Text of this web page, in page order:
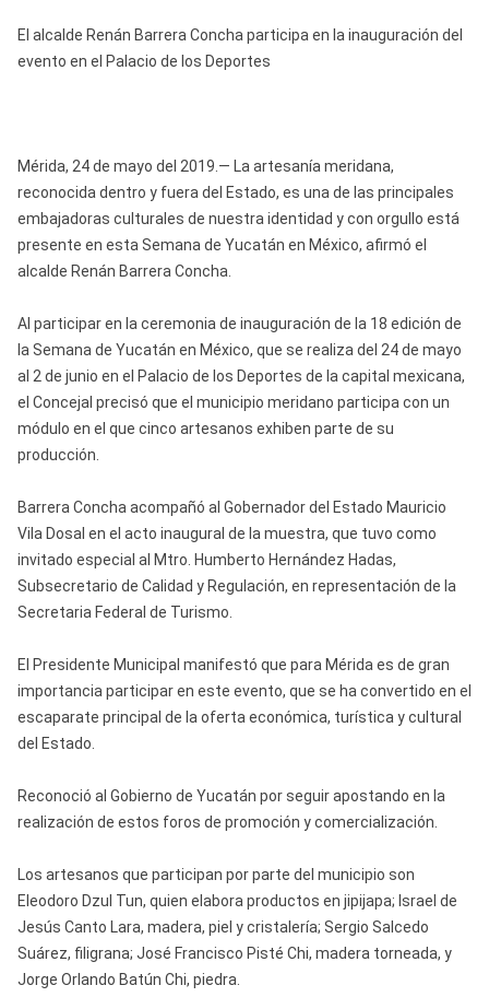
El alcalde Renán Barrera Concha participa en la inauguración del
evento en el Palacio de los Deportes
Mérida, 24 de mayo del 2019.— La artesanía meridana,
reconocida dentro y fuera del Estado, es una de las principales
embajadoras culturales de nuestra identidad y con orgullo está
presente en esta Semana de Yucatán en México, afirmó el
alcalde Renán Barrera Concha.
Al participar en la ceremonia de inauguración de la 18 edición de
la Semana de Yucatán en México, que se realiza del 24 de mayo
al 2 de junio en el Palacio de los Deportes de la capital mexicana,
el Concejal precisó que el municipio meridano participa con un
módulo en el que cinco artesanos exhiben parte de su
producción.
Barrera Concha acompañó al Gobernador del Estado Mauricio
Vila Dosal en el acto inaugural de la muestra, que tuvo como
invitado especial al Mtro. Humberto Hernández Hadas,
Subsecretario de Calidad y Regulación, en representación de la
Secretaria Federal de Turismo.
El Presidente Municipal manifestó que para Mérida es de gran
importancia participar en este evento, que se ha convertido en el
escaparate principal de la oferta económica, turística y cultural
del Estado.
Reconoció al Gobierno de Yucatán por seguir apostando en la
realización de estos foros de promoción y comercialización.
Los artesanos que participan por parte del municipio son
Eleodoro Dzul Tun, quien elabora productos en jipijapa; Israel de
Jesús Canto Lara, madera, piel y cristalería; Sergio Salcedo
Suárez, filigrana; José Francisco Pisté Chi, madera torneada, y
Jorge Orlando Batún Chi, piedra.